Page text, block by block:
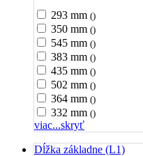
293 mm ()
350 mm ()
545 mm ()
383 mm ()
435 mm ()
502 mm ()
364 mm ()
332 mm ()
viac...skryť
Dĺžka základne (L1)